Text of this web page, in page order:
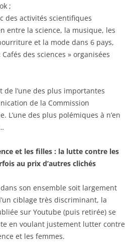
;
des activités scientifiques
entre la science, la musique, les
et la mode dans 6 pays,
des sciences » organisées
de l’une des plus importantes
de la Commission
L’une des plus polémiques à n’en
et les filles : la lutte contre les
au prix d’autres clichés
son ensemble soit largement
ciblage très discriminant, la
sur Youtube (puis retirée) se
en voulant justement lutter contre
et les femmes.